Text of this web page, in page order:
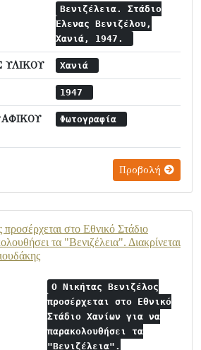
Βενιζέλεια. Στάδιο
Έλενας Βενιζέλου,
Χανιά, 1947.
Χανιά
1947
Φωτογραφία
Προβολή
στο Εθνικό Στάδιο
τα "Βενιζέλεια". Διακρίνεται
Ο Νικήτας Βενιζέλος
προσέρχεται στο Εθνικό
Στάδιο Χανίων για να
παρακολουθήσει τα
"Βενιζέλεια".